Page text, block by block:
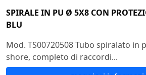
SPIRALE IN PU Ø 5X8 CON
BLU
Mod. TS00720508 Tubo spiralato in
shore, completo di raccordi...